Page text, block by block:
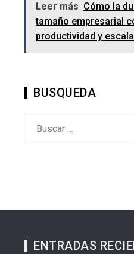
Leer más Cómo la
tamaño empresarial
productividad y
BUSQUEDA
ENTRADAS